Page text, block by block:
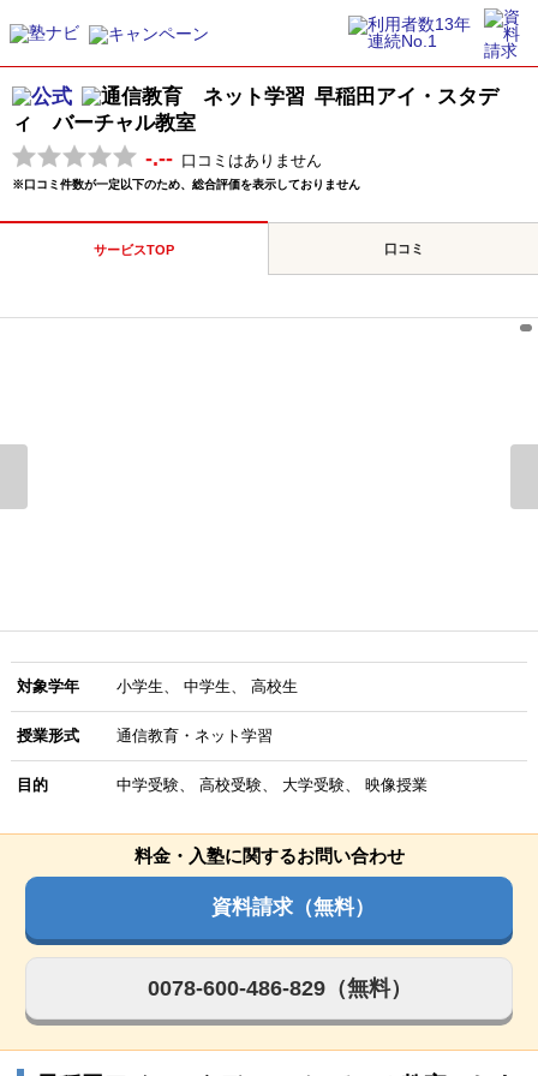
早稲田アイ・スタデ
ィ バーチャル教室
-.-- 口コミはありません
※口コミ件数が一定以下のため、総合評価を表示しておりません
サービスTOP 口コミ
対象学年 小学生 中学生 高校生
授業形式 通信教育・ネット学習
目的 中学受験 高校受験 大学受験 映像授業
料金・入塾に関するお問い合わせ
資料請求（無料）
0078-600-486-829（無料）